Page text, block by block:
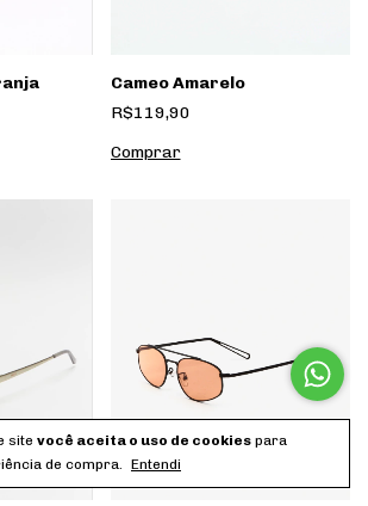
site você aceita o uso de cookies para
de compra. Entendi
Cameo Amarelo
R$119,90